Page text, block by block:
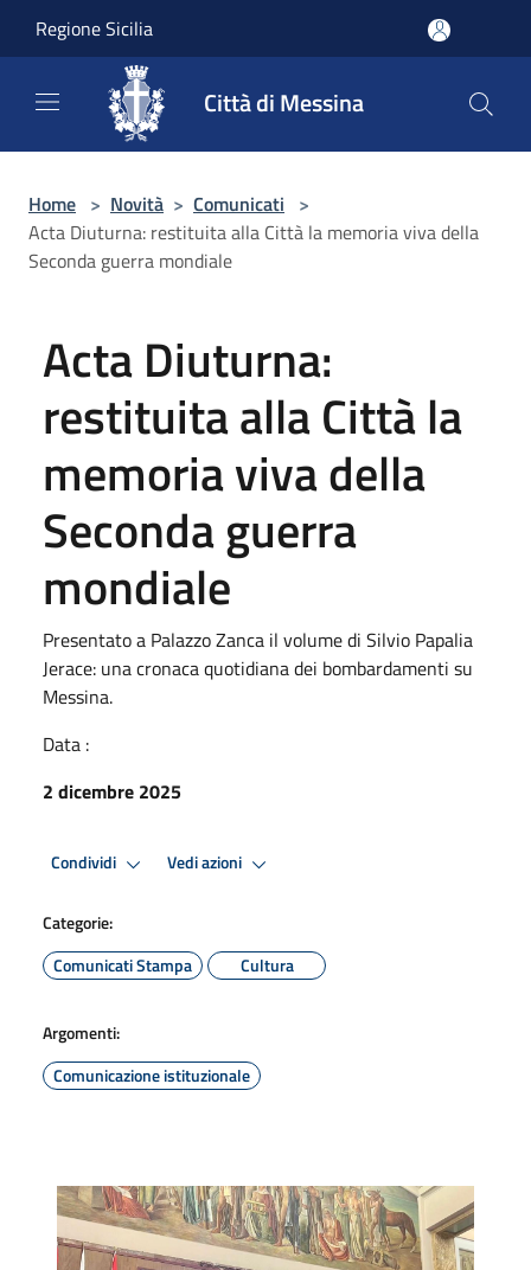
Regione Sicilia
Città di Messina
Home > Novità > Comunicati >
Acta Diuturna: restituita alla Città la memoria viva della
Seconda guerra mondiale
Acta Diuturna:
restituita alla Città la
memoria viva della
Seconda guerra
mondiale
Presentato a Palazzo Zanca il volume di Silvio Papalia
Jerace: una cronaca quotidiana dei bombardamenti su
Messina.
Data :
2 dicembre 2025
Condividi Vedi azioni
Categorie:
Comunicati Stampa
Cultura
Argomenti:
Comunicazione istituzionale